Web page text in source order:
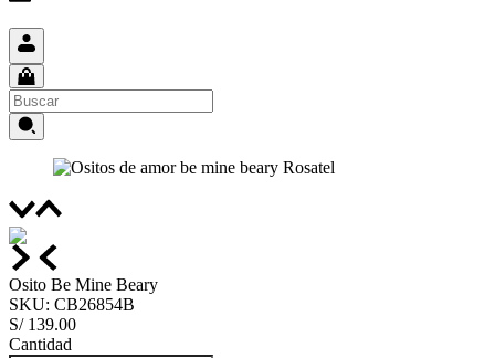
Osito Be Mine Beary
SKU: CB26854B
S/ 139.00
Cantidad